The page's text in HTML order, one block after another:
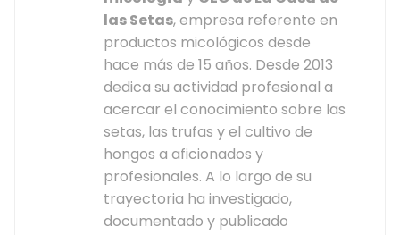
las Setas, empresa referente en
productos micológicos desde
hace más de 15 años. Desde 2013
dedica su actividad profesional a
acercar el conocimiento sobre las
setas, las trufas y el cultivo de
hongos a aficionados y
profesionales. A lo largo de su
trayectoria ha investigado,
documentado y publicado